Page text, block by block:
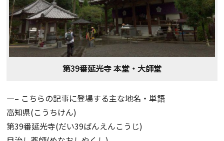
第39番延光寺 本堂・大師堂
—– こちらの記事に登場する主な地名・単語
高知県(こうちけん)
第39番延光寺(だい39ばんえんこうじ)